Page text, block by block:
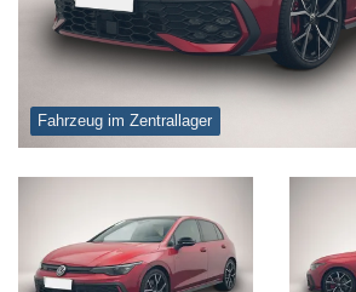
Fahrzeug im Zentrallager